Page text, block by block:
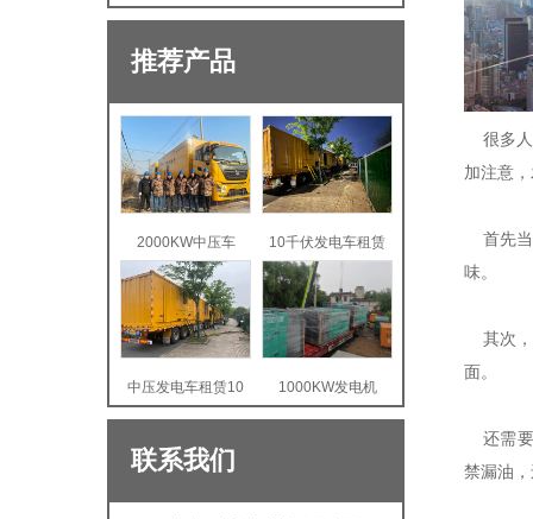
推荐产品
2000KW中压车 10千伏发电车租赁
中压发电车租赁10 1000KW发电机
联系我们
很多人
加注意
首先当
味。
其次，
面。
还需要
禁漏油